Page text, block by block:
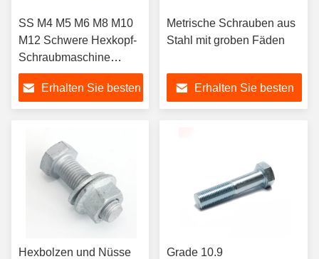
SS M4 M5 M6 M8 M10
M12 Schwere Hexkopf-
Schraubmaschine
Schraube und Nüsse
Hexmaschine-Tap-
Schraube für schwere
Erhalten Sie besten
Metrische Schrauben aus
Stahl mit groben Fäden
Erhalten Sie besten
Hexbolzen und Nüsse
Grade 10.9